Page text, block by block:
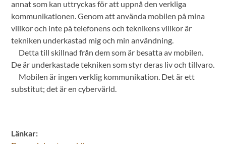
annat som kan uttryckas för att uppnå den verkliga
kommunikationen. Genom att använda mobilen på mina
villkor och inte på telefonens och teknikens villkor är
tekniken underkastad mig och min användning.
Detta till skillnad från dem som är besatta av mobilen.
De är underkastade tekniken som styr deras liv och tillvaro.
Mobilen är ingen verklig kommunikation. Det är ett
substitut; det är en cybervärld.
Länkar: